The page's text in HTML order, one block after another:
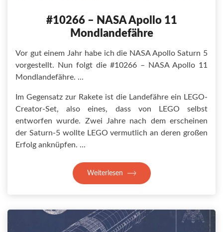
#10266 – NASA Apollo 11
Mondlandefähre
Vor gut einem Jahr habe ich die NASA Apollo Saturn 5
vorgestellt. Nun folgt die #10266 – NASA Apollo 11
Mondlandefähre.
Im Gegensatz zur Rakete ist die Landefähre ein LEGO-
Creator-Set, also eines, dass von LEGO selbst
entworfen wurde. Zwei Jahre nach dem erscheinen
der Saturn-5 wollte LEGO vermutlich an deren großen
Erfolg anknüpfen.
Weiterlesen